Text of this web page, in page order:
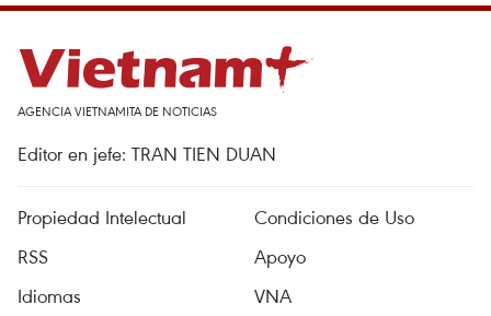
AGENCIA VIETNAMITA DE NOTICIAS
Editor en jefe: TRAN TIEN DUAN
Propiedad Intelectual
Condiciones de Uso
RSS
Apoyo
Idiomas
VNA